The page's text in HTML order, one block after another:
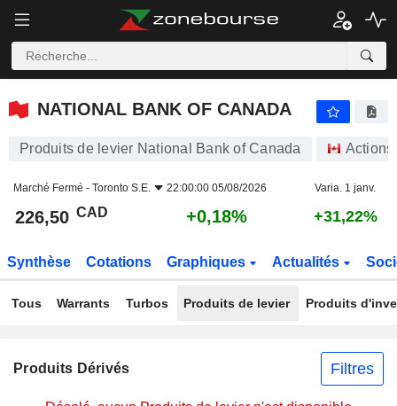
NATIONAL BANK OF CANADA
Produits de levier National Bank of Canada Actions
Marché Fermé - Toronto S.E. 22:00:00 05/08/2026 Varia. 1 janv.
226,50 CAD +0,18% +31,22%
Synthèse Cotations Graphiques Actualités
Tous Warrants Turbos Produits de levier Produits
Produits Dérivés Filtres